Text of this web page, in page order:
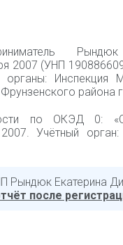
2007 (УНП
органы:
района
по ОКЭД 0:
Учётный
Рындюк Екатерина
после